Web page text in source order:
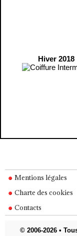
Hiver 2018
Mentions légales
Charte des cookies
Contacts
© 2006-2026 •